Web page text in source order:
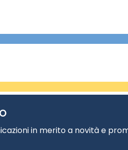
in merito a novità e